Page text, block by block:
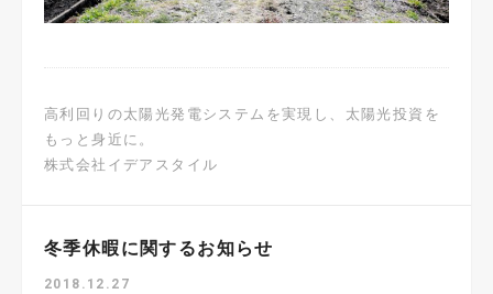
高利回りの太陽光発電システムを実現し、太陽光投資を
もっと身近に。
株式会社イデアスタイル
冬季休暇に関するお知らせ
2018.12.27